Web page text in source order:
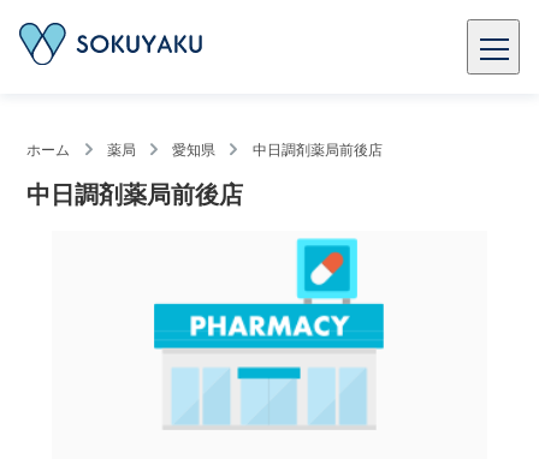
ホーム 薬局 愛知県 中日調剤薬局前後店
中日調剤薬局前後店